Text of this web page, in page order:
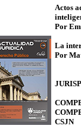
Actos
Por
La
Por
CSJN